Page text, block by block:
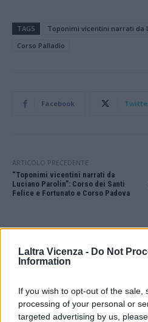
Laltra Vicenza - Do Not
Information
If you wish to opt-out of the sale,
processing of your personal or
targeted advertising by us,
TAGS
Toponimi vicentini narrati da
Corso Palladio
Facebook
ARTICOLO PRECEDENTE
“Toponimi vicentini narrati da
Luciano Parolin”: Corso dei Santi
Felice e Fortunato e Corso Padova
9,253
Fans Follower